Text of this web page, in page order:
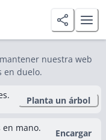
nuestra web
en duelo.
Planta un árbol
en mano. Encargar